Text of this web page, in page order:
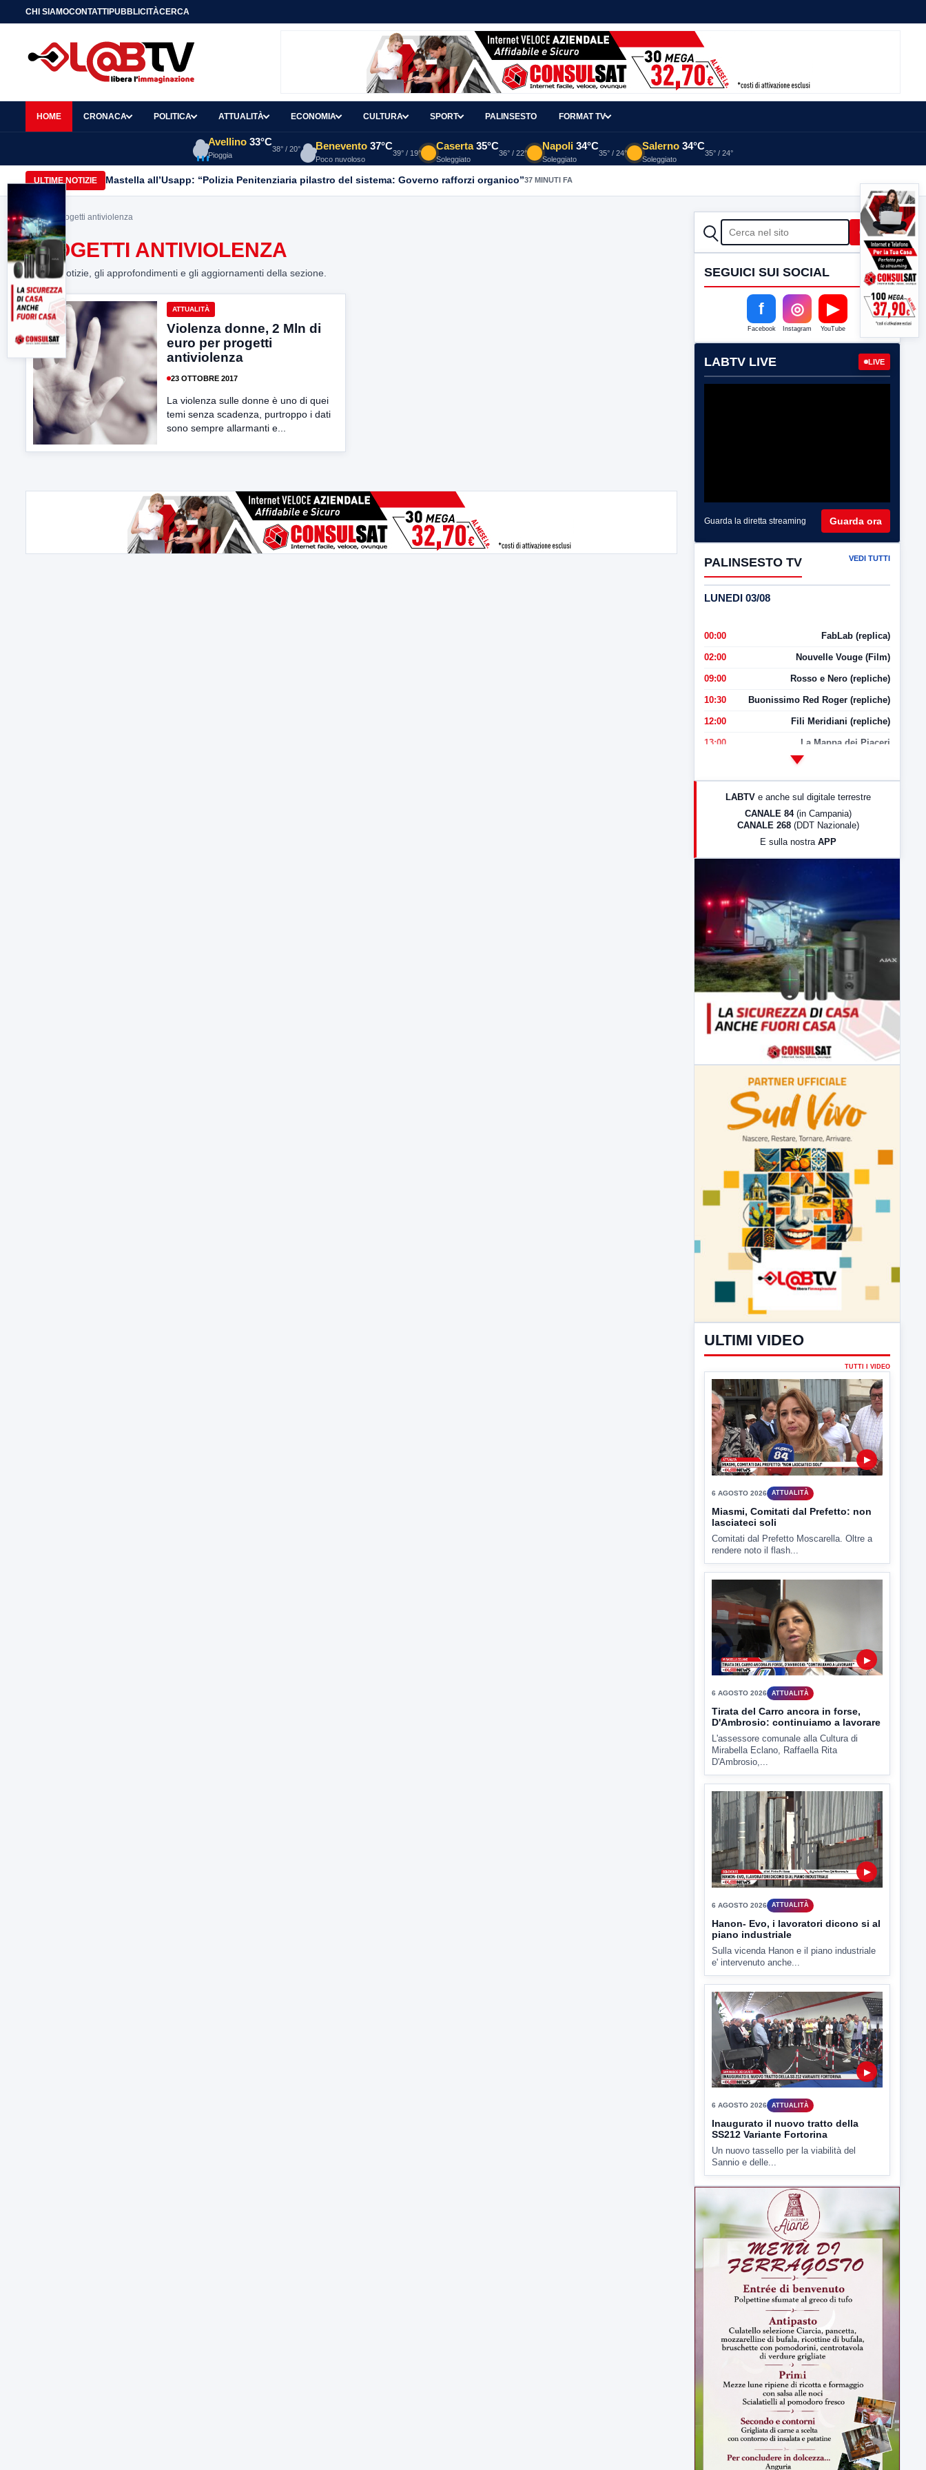
CHI SIAMOCONTATTIPUBBLICITÀCERCA
HOME CRONACA POLITICA ATTUALITÀ ECONOMIA CULTURA SPORT PALINSESTO FORMAT TV
Avellino 33°C
Pioggia
38° / 20° Benevento 37°C
Poco nuvoloso
39° / 19°
Caserta 35°C
Soleggiato
36° / 22°
Napoli 34°C
Soleggiato
35° / 24°
Salerno 34°C
Soleggiato
35° / 24°
ULTIME NOTIZIE Mastella all’Usapp: “Polizia Penitenziaria pilastro del sistema: Governo rafforzi organico”37 MINUTI FA
Home> progetti antiviolenza
PROGETTI ANTIVIOLENZA
Tutte le notizie, gli approfondimenti e gli aggiornamenti della sezione.
ATTUALITÀ
Violenza donne, 2 Mln di
euro per progetti
antiviolenza
23 OTTOBRE 2017
La violenza sulle donne è uno di quei
temi senza scadenza, purtroppo i dati
sono sempre allarmanti e...
CERCA Cerca
SEGUICI SUI SOCIAL
f
Facebook
◎
Instagram
▶
YouTube
LABTV LIVE LIVE
Guarda la diretta streaming Guarda ora
PALINSESTO TV VEDI TUTTI
LUNEDI 03/08
00:00 FabLab (replica)
02:00 Nouvelle Vouge (Film)
09:00 Rosso e Nero (repliche)
10:30 Buonissimo Red Roger (repliche)
12:00 Fili Meridiani (repliche)
13:00 La Mappa dei Piaceri
LabNews (Diretta)
LABTV e anche sul digitale terrestre
CANALE 84 (in Campania)
CANALE 268 (DDT Nazionale)
E sulla nostra APP
ULTIMI VIDEO
▶
Miasmi, Comitati dal Prefetto: non
lasciateci soli
Comitati dal Prefetto Moscarella. Oltre a
rendere noto il flash...
▶
6 AGOSTO 2026 ATTUALITÀ
Tirata del Carro ancora in forse,
D'Ambrosio: continuiamo a lavorare
L'assessore comunale alla Cultura di
Mirabella Eclano, Raffaella Rita
D'Ambrosio,...
▶
Hanon- Evo, i lavoratori dicono si al
piano industriale
Sulla vicenda Hanon e il piano industriale
e' intervenuto anche...
6 AGOSTO 2026 ATTUALITÀ
Inaugurato il nuovo tratto della
SS212 Variante Fortorina
Un nuovo tassello per la viabilità del
Sannio e delle...